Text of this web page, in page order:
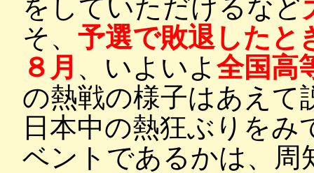
をしていただけるなど
そ、 予選で敗退したと
８月 、いよいよ 全国高
の熱戦の様子はあえて
日本中の熱狂ぶりを
ベントであるかは、周